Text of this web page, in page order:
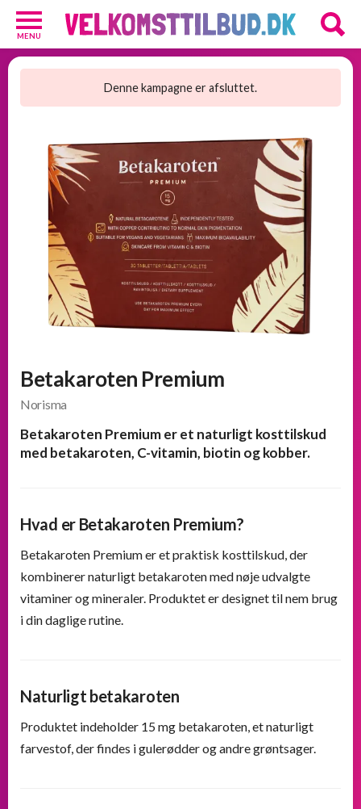
MENU
Denne kampagne er afsluttet.
Betakaroten Premium
Norisma
Betakaroten Premium er et naturligt kosttilskud
med betakaroten, C-vitamin, biotin og kobber.
Hvad er Betakaroten Premium?
Betakaroten Premium er et praktisk kosttilskud, der
kombinerer naturligt betakaroten med nøje udvalgte
vitaminer og mineraler. Produktet er designet til nem brug
i din daglige rutine.
Naturligt betakaroten
Produktet indeholder 15 mg betakaroten, et naturligt
farvestof, der findes i gulerødder og andre grøntsager.
Diverse
Undertøj
GRATIS
velkomsttilbud